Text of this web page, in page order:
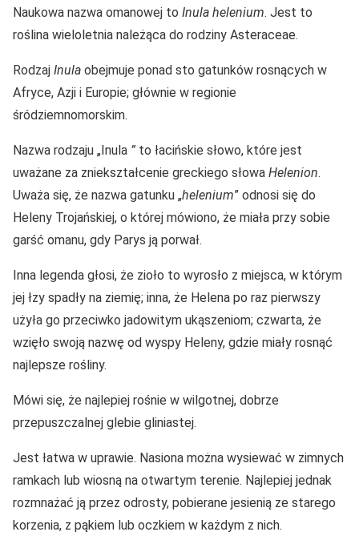
Naukowa nazwa omanowej to Inula helenium. Jest to
roślina wieloletnia należąca do rodziny Asteraceae.
Rodzaj Inula obejmuje ponad sto gatunków rosnących w
Afryce, Azji i Europie; głównie w regionie
śródziemnomorskim.
Nazwa rodzaju „Inula ” to łacińskie słowo, które jest
uważane za zniekształcenie greckiego słowa Helenion.
Uważa się, że nazwa gatunku „helenium” odnosi się do
Heleny Trojańskiej, o której mówiono, że miała przy sobie
garść omanu, gdy Parys ją porwał.
Inna legenda głosi, że zioło to wyrosło z miejsca, w którym
jej łzy spadły na ziemię; inna, że Helena po raz pierwszy
użyła go przeciwko jadowitym ukąszeniom; czwarta, że
wzięło swoją nazwę od wyspy Heleny, gdzie miały rosnąć
najlepsze rośliny.
Mówi się, że najlepiej rośnie w wilgotnej, dobrze
przepuszczalnej glebie gliniastej.
Jest łatwa w uprawie. Nasiona można wysiewać w zimnych
ramkach lub wiosną na otwartym terenie. Najlepiej jednak
rozmnażać ją przez odrosty, pobierane jesienią ze starego
korzenia, z pąkiem lub oczkiem w każdym z nich.